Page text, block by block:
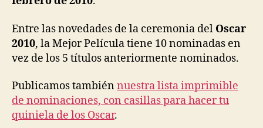
Entre las novedades de la ceremonia del Oscar
2010, la Mejor Película tiene 10 nominadas en
vez de los 5 títulos anteriormente nominados.
Publicamos tambiénnuestra lista imprimible
de nominaciones, con casillas para hacer tu
quiniela de los Oscar.